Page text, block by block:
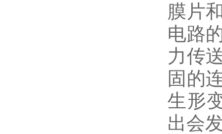
膜片
电路
力传
固的
生形
出会